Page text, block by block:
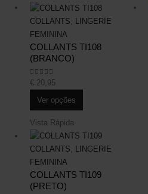
COLLANTS
LINGERIE
FEMININA
COLLANTS TI108
(BRANCO)
0out of 5
€20,95
Ver opções
Vista Rápida
COLLANTS, LINGERIE
FEMININA
COLLANTS TI109
(PRETO)